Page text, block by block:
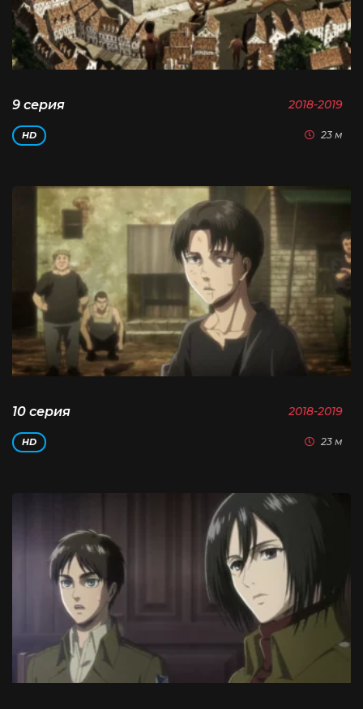
9 серия 2018-2019
HD 23 м
10 серия 2018-2019
HD 23 м